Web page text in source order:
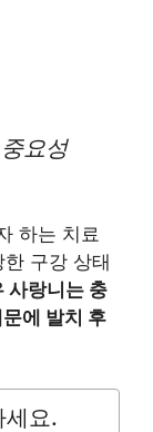
요성
하는 치료
구강 상태
사랑니는 충
에 발치 후
세요.